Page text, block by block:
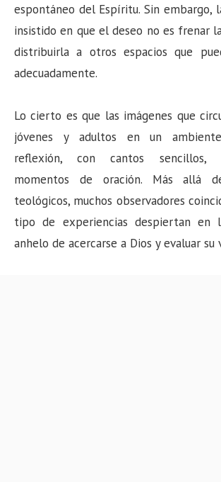
espontáneo del Espíritu. Sin embargo,
insistido en que el deseo no es frenar
distribuirla a otros espacios que
adecuadamente.
Lo cierto es que las imágenes que
jóvenes y adultos en un
reflexión, con cantos sencillos,
momentos de oración. Más allá
teológicos, muchos observadores
tipo de experiencias despiertan en
anhelo de acercarse a Dios y evaluar su